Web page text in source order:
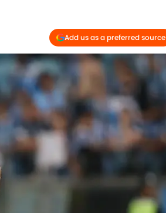
Add us as a preferred source